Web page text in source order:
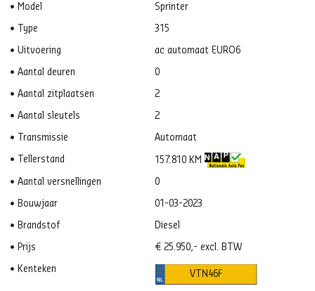
Model Sprinter
Type 315
Uitvoering ac automaat EURO6
Aantal deuren 0
Aantal zitplaatsen 2
Aantal sleutels 2
Transmissie Automaat
Tellerstand 157.810 KM
Aantal versnellingen 0
Bouwjaar 01-03-2023
Brandstof Diesel
Prijs € 25.950,- excl. BTW
Kenteken VTN46F